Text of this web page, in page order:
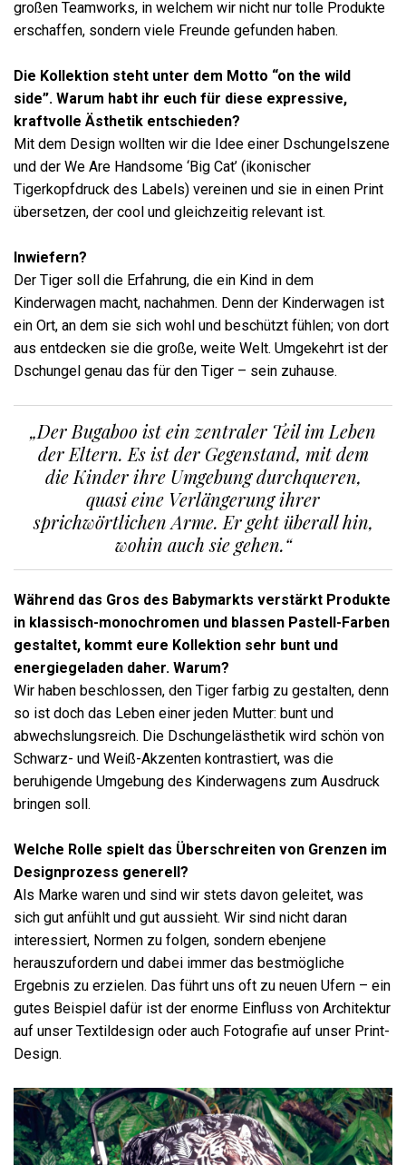
großen Teamworks, in welchem wir nicht nur tolle Produkte
erschaffen, sondern viele Freunde gefunden haben.
Die Kollektion steht unter dem Motto “on the wild
side”. Warum habt ihr euch für diese expressive,
kraftvolle Ästhetik entschieden?
Mit dem Design wollten wir die Idee einer Dschungelszene
und der We Are Handsome ‘Big Cat’ (ikonischer
Tigerkopfdruck des Labels) vereinen und sie in einen Print
übersetzen, der cool und gleichzeitig relevant ist.
Inwiefern?
Der Tiger soll die Erfahrung, die ein Kind in dem
Kinderwagen macht, nachahmen. Denn der Kinderwagen ist
ein Ort, an dem sie sich wohl und beschützt fühlen; von dort
aus entdecken sie die große, weite Welt. Umgekehrt ist der
Dschungel genau das für den Tiger – sein zuhause.
„Der Bugaboo ist ein zentraler Teil im Leben
der Eltern. Es ist der Gegenstand, mit dem
die Kinder ihre Umgebung durchqueren,
quasi eine Verlängerung ihrer
sprichwörtlichen Arme. Er geht überall hin,
wohin auch sie gehen.“
Während das Gros des Babymarkts verstärkt Produkte
in klassisch-monochromen und blassen Pastell-Farben
gestaltet, kommt eure Kollektion sehr bunt und
energiegeladen daher. Warum?
Wir haben beschlossen, den Tiger farbig zu gestalten, denn
so ist doch das Leben einer jeden Mutter: bunt und
abwechslungsreich. Die Dschungelästhetik wird schön von
Schwarz- und Weiß-Akzenten kontrastiert, was die
beruhigende Umgebung des Kinderwagens zum Ausdruck
bringen soll.
Welche Rolle spielt das Überschreiten von Grenzen im
Designprozess generell?
Als Marke waren und sind wir stets davon geleitet, was
sich gut anfühlt und gut aussieht. Wir sind nicht daran
interessiert, Normen zu folgen, sondern ebenjene
herauszufordern und dabei immer das bestmögliche
Ergebnis zu erzielen. Das führt uns oft zu neuen Ufern – ein
gutes Beispiel dafür ist der enorme Einfluss von Architektur
auf unser Textildesign oder auch Fotografie auf unser Print-
Design.